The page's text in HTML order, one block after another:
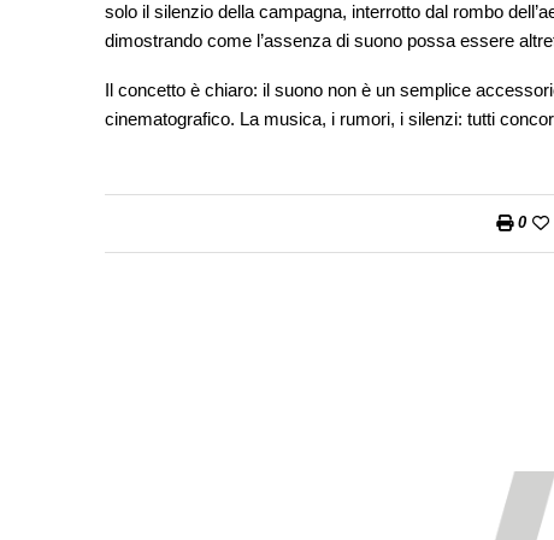
solo il silenzio della campagna, interrotto dal rombo
dimostrando come l’assenza di suono possa essere
Il concetto è chiaro: il suono non è un semplice
cinematografico. La musica, i rumori, i silenzi: tutti
0